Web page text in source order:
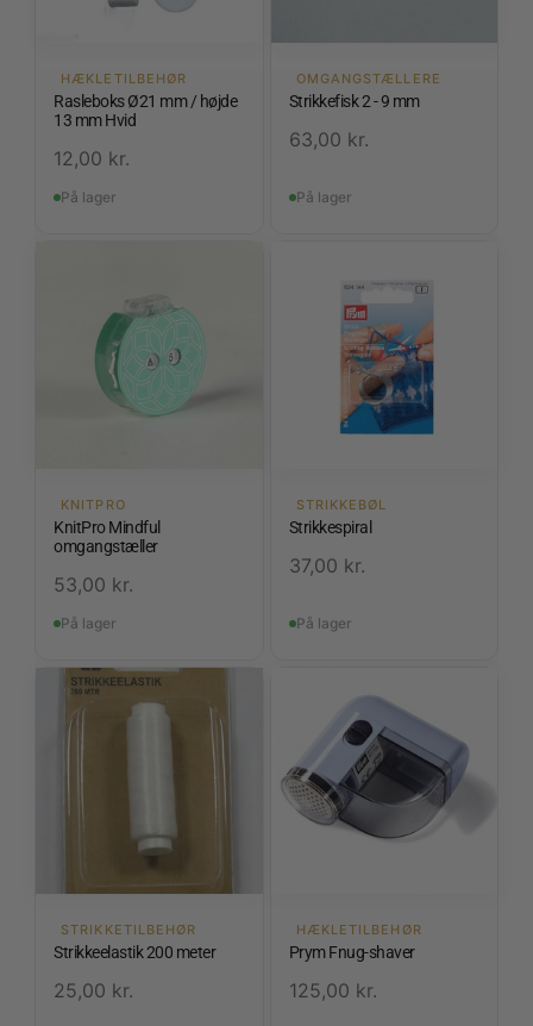
HÆKLETILBEHØR
Rasleboks Ø21 mm / højde
13 mm Hvid
12,00 kr.
På lager
OMGANGSTÆLLERE
Strikkefisk 2 - 9 mm
63,00 kr.
På lager
KNITPRO
KnitPro Mindful
omgangstæller
53,00 kr.
På lager
STRIKKEBØL
Strikkespiral
37,00 kr.
På lager
STRIKKETILBEHØR
Strikkeelastik 200 meter
25,00 kr.
HÆKLETILBEHØR
Prym Fnug-shaver
125,00 kr.